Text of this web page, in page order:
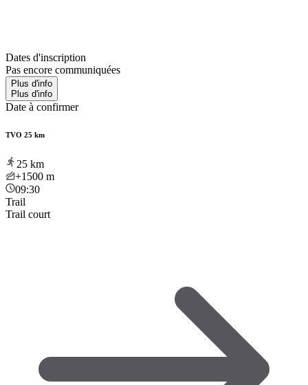
Dates d'inscription
Pas encore communiquées
Plus d'info
Plus d'info
Date à confirmer
TVO 25 km
25 km
+1500 m
09:30
Trail
Trail court